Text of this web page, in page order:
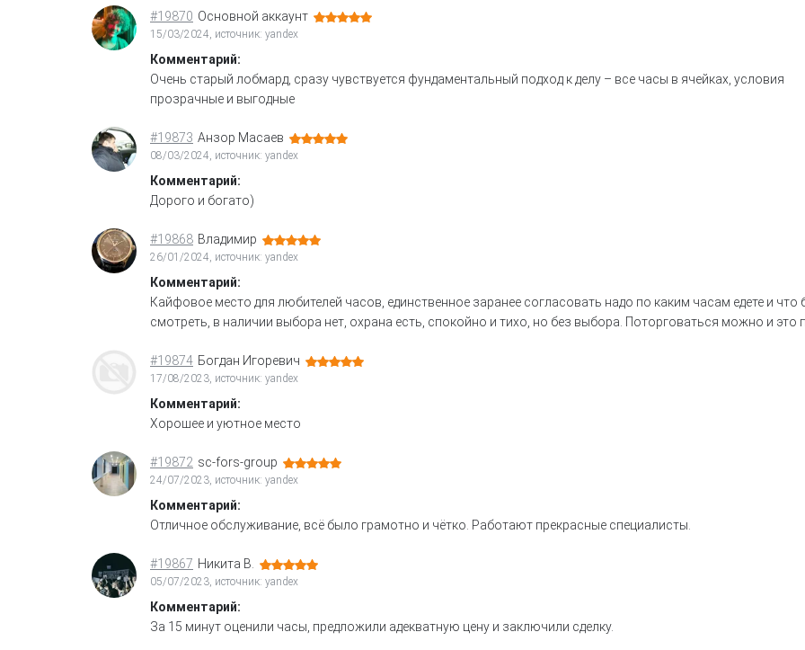
#19870 Основной аккаунт
15/03/2024, источник: yandex
Комментарий:
Очень старый лобмард, сразу чувствуется фундаментальный подход к делу – все часы в ячейках, условия
прозрачные и выгодные
#19873 Анзор Масаев
08/03/2024, источник: yandex
Комментарий:
Дорого и богато)
#19868 Владимир
26/01/2024, источник: yandex
Комментарий:
Кайфовое место для любителей часов, единственное заранее согласовать надо по каким часам едете и что
смотреть, в наличии выбора нет, охрана есть, спокойно и тихо, но без выбора. Поторговаться можно и это
#19874 Богдан Игоревич
17/08/2023, источник: yandex
Комментарий:
Хорошее и уютное место
#19872 sc-fors-group
24/07/2023, источник: yandex
Комментарий:
Отличное обслуживание, всё было грамотно и чётко. Работают прекрасные специалисты.
#19867 Никита В.
05/07/2023, источник: yandex
Комментарий:
За 15 минут оценили часы, предложили адекватную цену и заключили сделку.